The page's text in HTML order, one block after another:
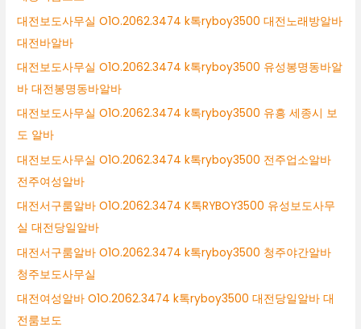
대전보도사무실 O1O.2062.3474 k톡ryboy3500 대전노래방알바
대전바알바
대전보도사무실 O1O.2062.3474 k톡ryboy3500 유성봉명동바알
바 대전봉명동바알바
대전보도사무실 O1O.2062.3474 k톡ryboy3500 유흥 세종시 보
도 알바
대전보도사무실 O1O.2062.3474 k톡ryboy3500 전주업소알바
전주여성알바
대전서구룸알바 O1O.2062.3474 K톡RYBOY3500 유성보도사무
실 대전당일알바
대전서구룸알바 O1O.2062.3474 k톡ryboy3500 청주야간알바
청주보도사무실
대전여성알바 O1O.2062.3474 k톡ryboy3500 대전당일알바 대
전룸보도